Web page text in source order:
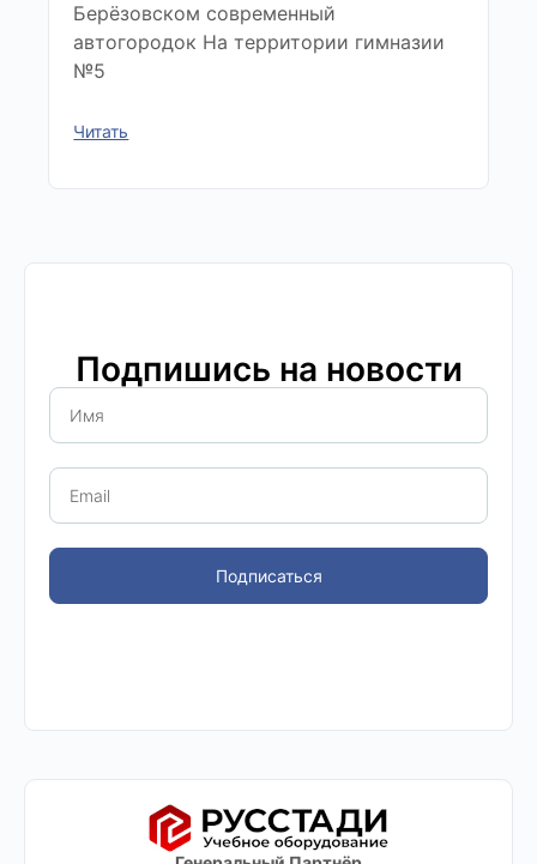
Берёзовском современный
автогородок На территории гимназии
№5
Читать
Подпишись на новости
Подписаться